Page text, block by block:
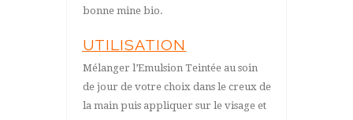
bonne mine bio.
UTILISATION
Mélanger l’Emulsion Teintée au soin
de jour de votre choix dans le creux de
la main puis appliquer sur le visage et